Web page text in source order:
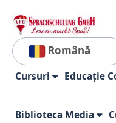
Română
Cursuri Educație
Biblioteca Media